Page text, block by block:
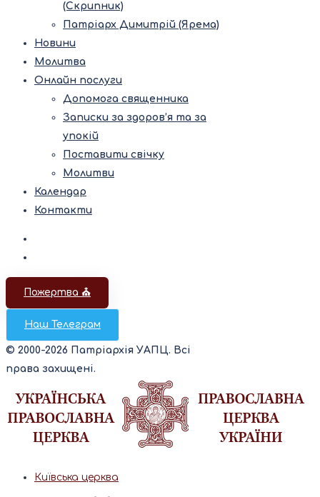
(Скрипник)
Патріарх Димитрій (Ярема)
Новини
Молитва
Онлайн послуги
Допомога священника
Записки за здоров’я та за
упокій
Поставити свічку
Молитви
Календар
Контакти
Пожертва ⛪️
Наш Телеграм
© 2000-2026 Патріархія УАПЦ. Всі
права захищені.
Київська церква